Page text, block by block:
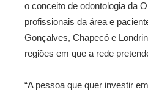
o conceito de odontologia da
profissionais da área e
Gonçalves, Chapecó e
regiões em que a rede
“A pessoa que quer investir